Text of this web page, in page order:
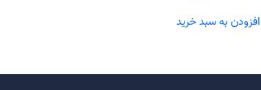
افزودن به سبد خرید